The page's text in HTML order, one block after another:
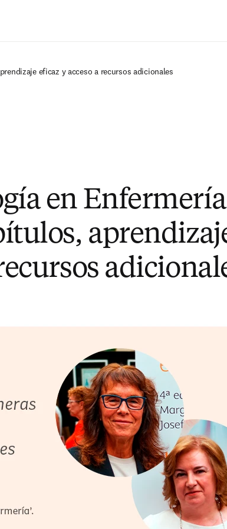
eficaz y acceso a recursos adicionales
en